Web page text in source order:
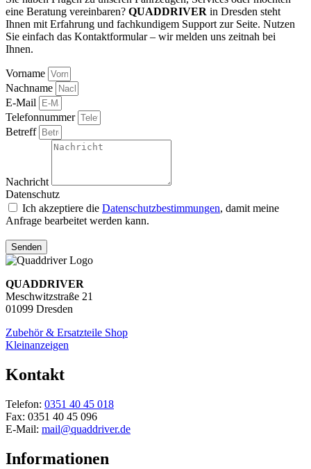
eine Beratung vereinbaren? QUADDRIVER in Dresden steht
Ihnen mit Erfahrung und fachkundigem Support zur Seite. Nutzen
Sie einfach das Kontaktformular – wir melden uns zeitnah bei
Ihnen.
Vorname
Nachname
E-Mail
Telefonnummer
Betreff
Nachricht
Datenschutz
Ich akzeptiere die Datenschutzbestimmungen, damit meine
Anfrage bearbeitet werden kann.
Senden
QUADDRIVER
Meschwitzstraße 21
01099 Dresden
Zubehör & Ersatzteile Shop
Kleinanzeigen
Kontakt
Telefon: 0351 40 45 018
Fax: 0351 40 45 096
E-Mail: mail@quaddriver.de
Informationen